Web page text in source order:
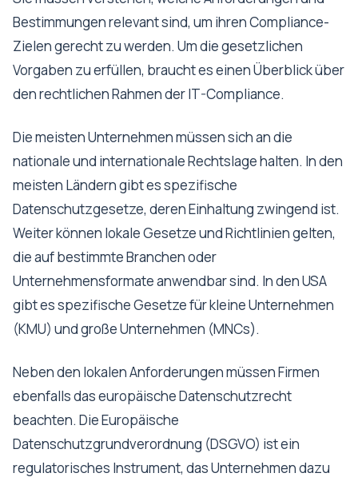
Bestimmungen relevant sind, um ihren Compliance-
Zielen gerecht zu werden. Um die gesetzlichen
Vorgaben zu erfüllen, braucht es einen Überblick über
den rechtlichen Rahmen der IT-Compliance.
Die meisten Unternehmen müssen sich an die
nationale und internationale Rechtslage halten. In den
meisten Ländern gibt es spezifische
Datenschutzgesetze, deren Einhaltung zwingend ist.
Weiter können lokale Gesetze und Richtlinien gelten,
die auf bestimmte Branchen oder
Unternehmensformate anwendbar sind. In den USA
gibt es spezifische Gesetze für kleine Unternehmen
(KMU) und große Unternehmen (MNCs).
Neben den lokalen Anforderungen müssen Firmen
ebenfalls das europäische Datenschutzrecht
beachten. Die Europäische
Datenschutzgrundverordnung (DSGVO) ist ein
regulatorisches Instrument, das Unternehmen dazu